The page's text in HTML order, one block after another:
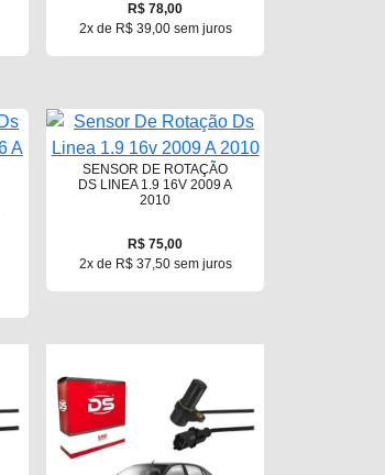
R$ 78,00
2x de R$ 39,00 sem juros
SENSOR DE ROTAÇÃO
DS LINEA 1.9 16V 2009 A
2010
R$ 75,00
2x de R$ 37,50 sem juros